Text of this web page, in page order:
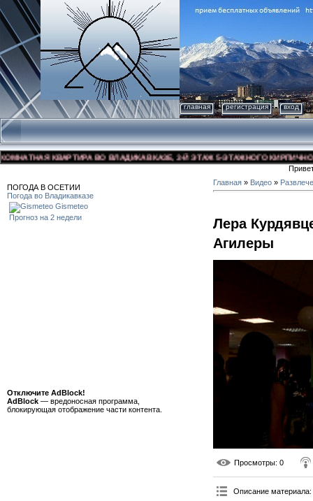
главная регистрация вход
КВАРТИРА ВО ВЛАДИКАВКАЗЕ, 3-Й ЭТАЖ 5-ЭТАЖНОГО
ПОГОДА В ОСЕТИИ
Погода во Владикавказе
Gismeteo
Прогноз на 2 недели
Отключите AdBlock!
AdBlock — вредоносная программа,
блокирующая отображение части контента.
Главная » Видео »
Лера
Агилеры
Просмотры: 0
Описание материала: